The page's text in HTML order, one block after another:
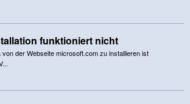
funktioniert nicht
der Webseite microsoft.com zu installieren ist